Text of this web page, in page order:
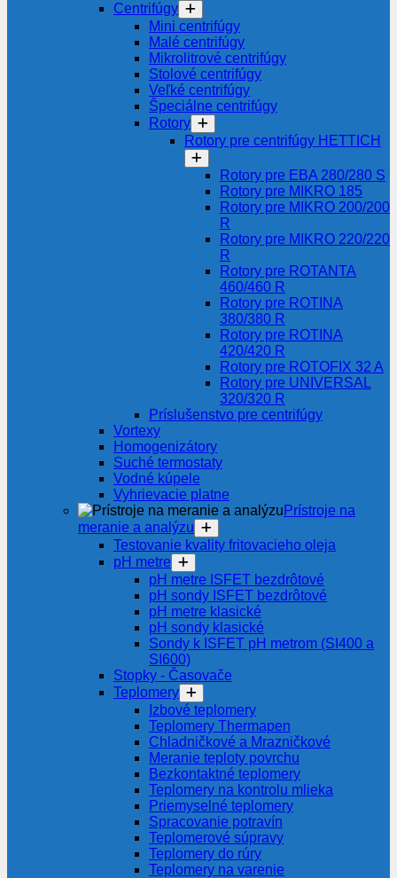
Centrifúgy
Mini centrifúgy
Malé centrifúgy
Mikrolitrové centrifúgy
Stolové centrifúgy
Veľké centrifúgy
Špeciálne centrifúgy
Rotory
Rotory pre centrifúgy HETTICH
Rotory pre EBA 280/280 S
Rotory pre MIKRO 185
Rotory pre MIKRO 200/200
R
Rotory pre MIKRO 220/220
R
Rotory pre ROTANTA
460/460 R
Rotory pre ROTINA
380/380 R
Rotory pre ROTINA
420/420 R
Rotory pre ROTOFIX 32 A
Rotory pre UNIVERSAL
320/320 R
Príslušenstvo pre centrifúgy
Vortexy
Homogenizátory
Suché termostaty
Vodné kúpele
Vyhrievacie platne
Prístroje na
meranie a analýzu
Testovanie kvality fritovacieho oleja
pH metre
pH metre ISFET bezdrôtové
pH sondy ISFET bezdrôtové
pH metre klasické
pH sondy klasické
Sondy k ISFET pH metrom (SI400 a
SI600)
Stopky - Časovače
Teplomery
Izbové teplomery
Teplomery Thermapen
Chladničkové a Mrazničkové
Meranie teploty povrchu
Bezkontaktné teplomery
Teplomery na kontrolu mlieka
Priemyselné teplomery
Spracovanie potravín
Teplomerové súpravy
Teplomery do rúry
Teplomery na varenie